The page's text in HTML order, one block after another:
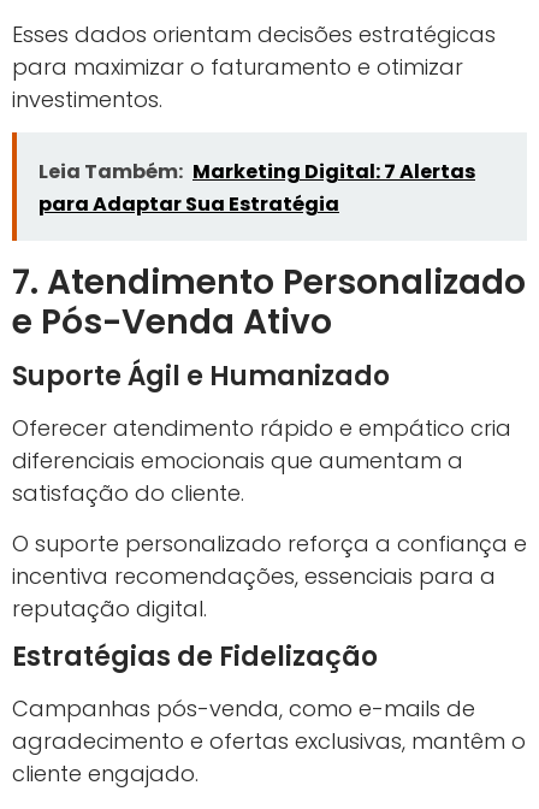
diferentes dispositivos.
Simplifique o processo de checkout ao
máximo.
pagamento digital.
Garanta segurança e transparência em
Anúncios
ArtigosGPT 2.0 Para
WordPress com Inteligência
Artificial